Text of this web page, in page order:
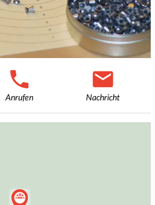
Anrufen Nachricht